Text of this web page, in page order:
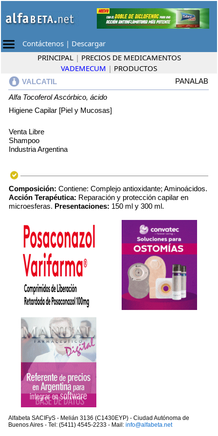
Contáctenos | Descargar
PRINCIPAL | PRECIOS DE MEDICAMENTOS
VADEMECUM | PRODUCTOS
VALCATIL
PANALAB
Alfa Tocoferol Ascórbico, ácido
Higiene Capilar [Piel y Mucosas]
Venta Libre
Shampoo
Industria Argentina
Composición: Contiene: Complejo antioxidante; Aminoácidos.
Acción Terapéutica: Reparación y protección capilar en
microesferas. Presentaciones: 150 ml y 300 ml.
Alfabeta SACIFyS - Melián 3136 (C1430EYP) - Ciudad Autónoma de
Buenos Aires - Tel: (5411) 4545-2233 - Mail: info@alfabeta.net